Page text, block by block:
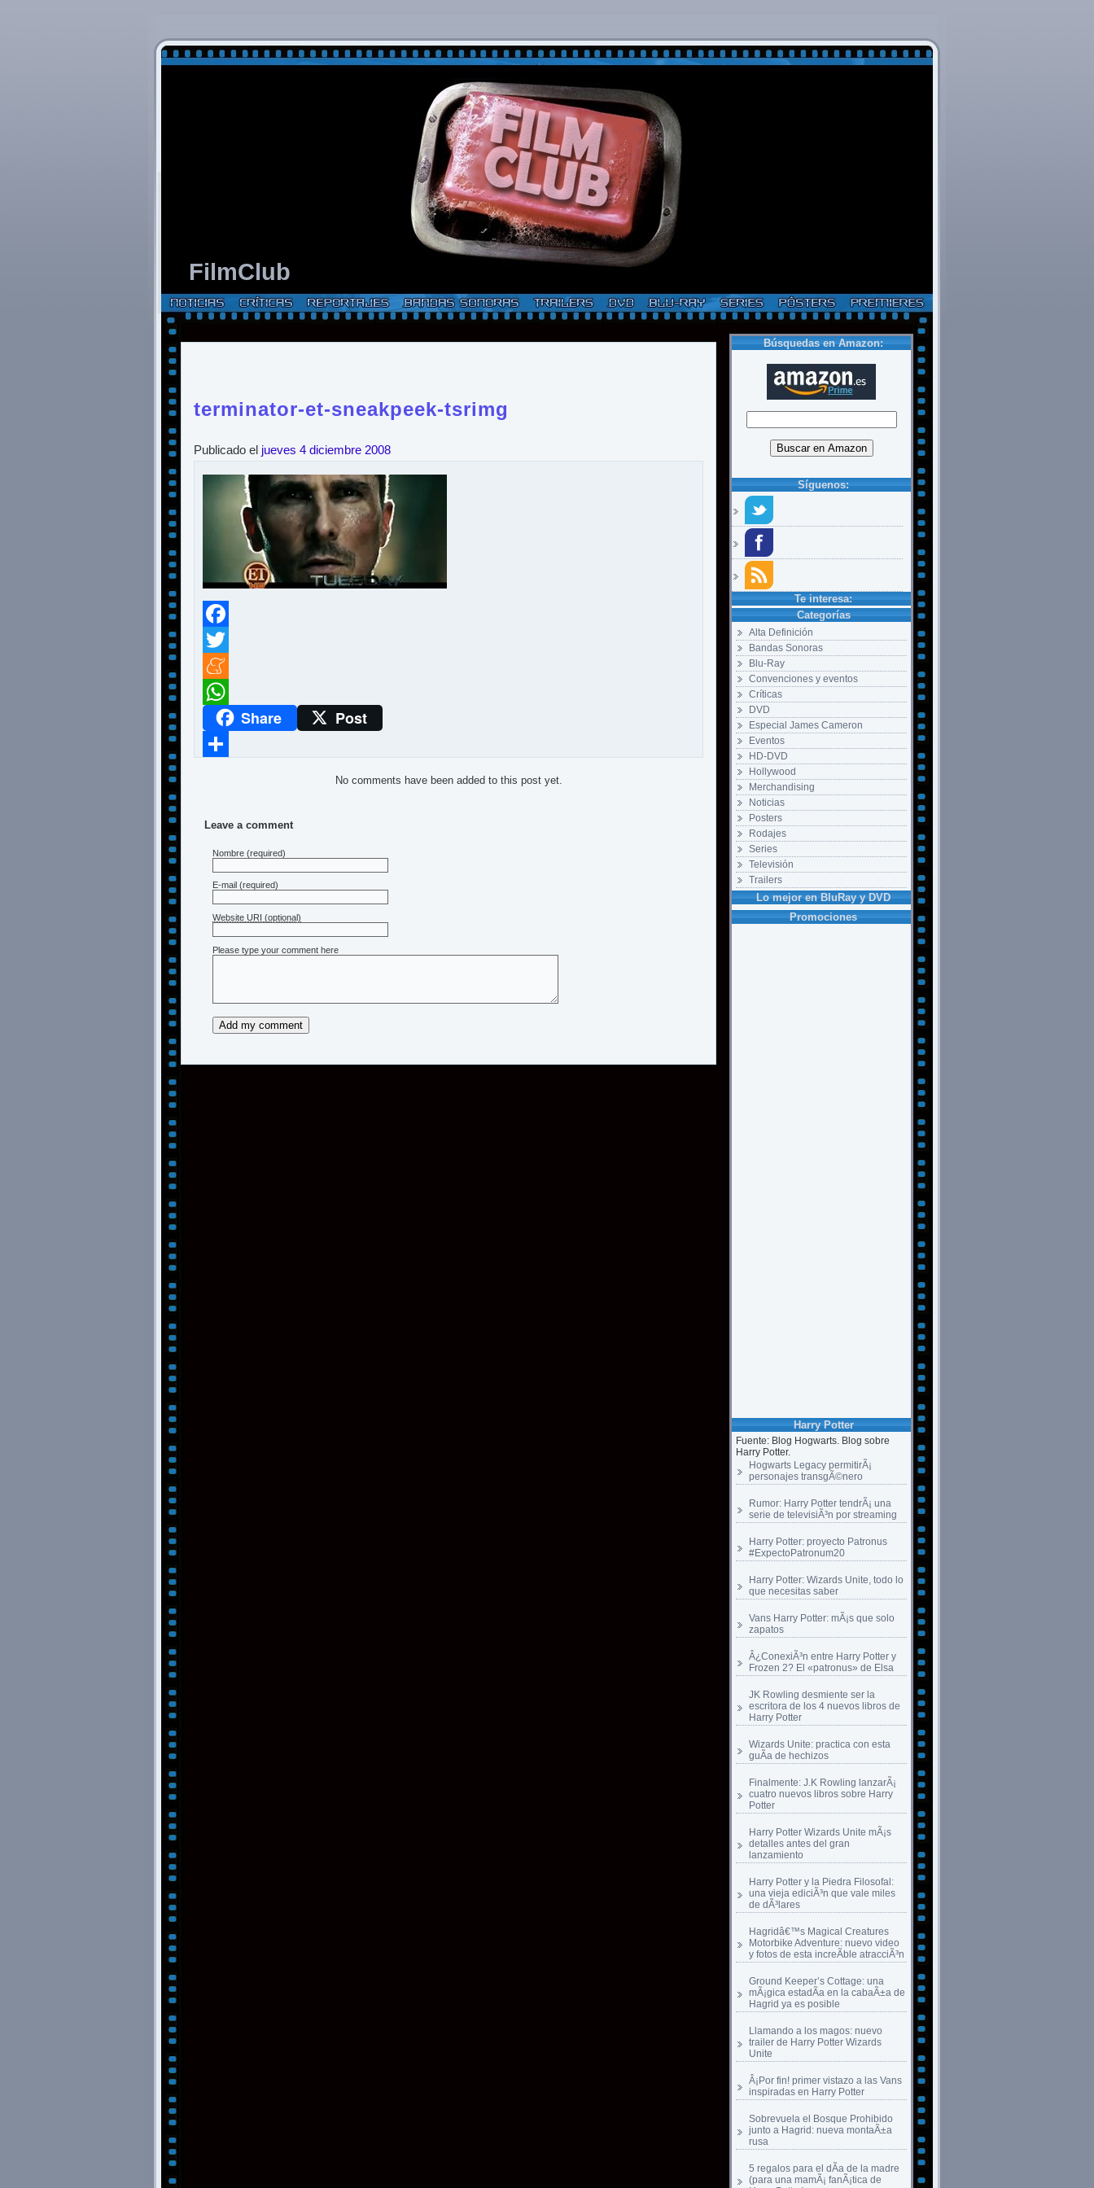
FilmClub
Búsquedas en Amazon:
Síguenos:
Te interesa:
Categorías
Alta Definición
Bandas Sonoras
Blu-Ray
Convenciones y eventos
Críticas
DVD
Especial James Cameron
Eventos
HD-DVD
Hollywood
Merchandising
Noticias
Posters
Rodajes
Series
Televisión
Trailers
Lo mejor en BluRay y DVD
Promociones
Harry Potter
Fuente: Blog Hogwarts. Blog sobre
Harry Potter.
Hogwarts Legacy permitirÃ¡
personajes transgÃ©nero
Rumor: Harry Potter tendrÃ¡ una
serie de televisiÃ³n por streaming
Harry Potter: proyecto Patronus
#ExpectoPatronum20
Harry Potter: Wizards Unite, todo lo
que necesitas saber
Vans Harry Potter: mÃ¡s que solo
zapatos
Â¿ConexiÃ³n entre Harry Potter y
Frozen 2? El «patronus» de Elsa
JK Rowling desmiente ser la
escritora de los 4 nuevos libros de
Harry Potter
Wizards Unite: practica con esta
guÃ­a de hechizos
Finalmente: J.K Rowling lanzarÃ¡
cuatro nuevos libros sobre Harry
Potter
Harry Potter Wizards Unite mÃ¡s
detalles antes del gran
lanzamiento
Harry Potter y la Piedra Filosofal:
una vieja ediciÃ³n que vale miles
de dÃ³lares
Hagridâ€™s Magical Creatures
Motorbike Adventure: nuevo video
y fotos de esta increÃ­ble atracciÃ³n
Ground Keeper’s Cottage: una
mÃ¡gica estadÃ­a en la cabaÃ±a de
Hagrid ya es posible
Llamando a los magos: nuevo
trailer de Harry Potter Wizards
Unite
Â¡Por fin! primer vistazo a las Vans
inspiradas en Harry Potter
Sobrevuela el Bosque Prohibido
junto a Hagrid: nueva montaÃ±a
rusa
5 regalos para el dÃ­a de la madre
(para una mamÃ¡ fanÃ¡tica de
terminator-et-sneakpeek-tsrimg
Publicado el jueves 4 diciembre 2008
Facebook
Twitter
Meneame
WhatsAppShare Post
No comments have been added to this post yet.
Leave a comment
Nombre (required)
E-mail (required)
Website URI (optional)
Please type your comment here